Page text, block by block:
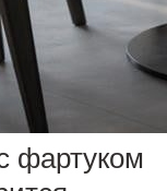
фартуком